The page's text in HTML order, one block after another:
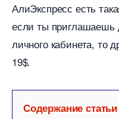
АлиЭкспресс есть
если ты приглашаешь
личного кабинета, то
19$.
Содержание статьи